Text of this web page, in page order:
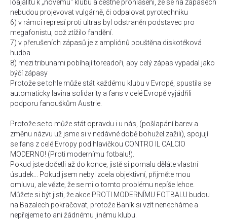
loajalitu k „novému“ klubu a čestné prohlášení, že se na zápasech
nebudou projevovat vulgárně, či odpalovat pyrotechniku
6) v rámci represí proti ultras byl odstraněn podstavec pro
megafonistu, což ztížilo fandění.
7) v přerušeních zápasů je z ampliónů pouštěna diskotéková
hudba
8) mezi tribunami pobíhají toreadoři, aby celý zápas vypadal jako
býčí zápasy
Protože se tohle může stát každému klubu v Evropě, spustila se
automaticky lavina solidarity a fans v celé Evropě vyjádřili
podporu fanouškům Austrie.
Protože se to může stát opravdu i u nás, (pošlapání barev a
změnu názvu už jsme si v nedávné době bohužel zažili), spojují
se fans z celé Evropy pod hlavičkou CONTRO IL CALCIO
MODERNO! (Proti modernímu fotbalu!).
Pokud jste dočetli až do konce, jistě si pomalu děláte vlastní
úsudek... Pokud jsem nebyl zcela objektivní, přijměte mou
omluvu, ale vězte, že se mi o tomto problému nepíše lehce.
Můžete si být jisti, že akce PROTI MODERNÍMU FOTBALU budou
na Bazalech pokračovat, protože Baník si vzít nenecháme a
nepřejeme to ani žádnému jinému klubu.